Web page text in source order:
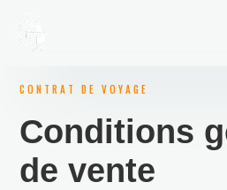
CONTRAT DE VOYAGE
Conditions g
de vente